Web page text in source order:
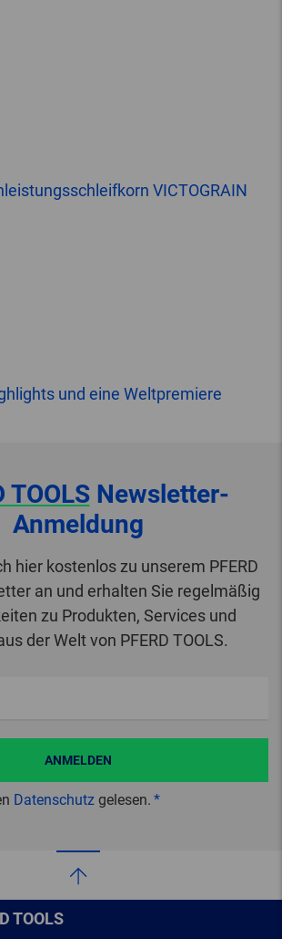
VICTOGRAIN
und eine Weltpremiere
TOOLSNewsletter-
Anmeldung
hier kostenlos zu unserem PFERD
an und erhalten Sie regelmäßig
zu Produkten, Services und
der Welt von PFERD TOOLS.
Datenschutz gelesen.
ANMELDEN
TOOLS